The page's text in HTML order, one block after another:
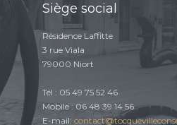
Siège social
Résidence Laffitte
3 rue Viala
79000 Niort
Tél : 05 49 75 52 46
Mobile : 06 48 39 14 56
E-mail: